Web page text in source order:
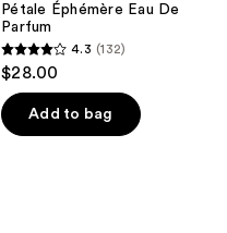
Pétale Éphémère Eau De
Parfum
4.3
out
of
5
4.3 (132)
$28.00
Add to bag